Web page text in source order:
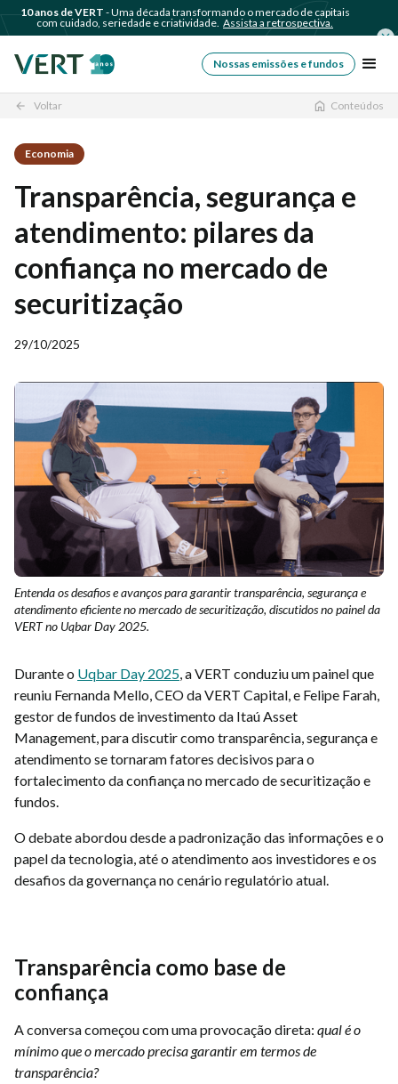
10 anos de VERT - Uma década transformando o mercado de capitais
com cuidado, seriedade e criatividade. Assista a retrospectiva.
Nossas emissões e fundos
arrow_back Voltar Conteúdos
Economia
Transparência, segurança e
atendimento: pilares da
confiança no mercado de
securitização
29/10/2025
Entenda os desafios e avanços para garantir transparência, segurança e
atendimento eficiente no mercado de securitização, discutidos no painel da
VERT no Uqbar Day 2025.
Durante o Uqbar Day 2025, a VERT conduziu um painel que
reuniu Fernanda Mello, CEO da VERT Capital, e Felipe Farah,
gestor de fundos de investimento da Itaú Asset
Management, para discutir como transparência, segurança e
atendimento se tornaram fatores decisivos para o
fortalecimento da confiança no mercado de securitização e
fundos.
O debate abordou desde a padronização das informações e o
papel da tecnologia, até o atendimento aos investidores e os
desafios da governança no cenário regulatório atual.
Transparência como base de
confiança
A conversa começou com uma provocação direta: qual é o
mínimo que o mercado precisa garantir em termos de
transparência?